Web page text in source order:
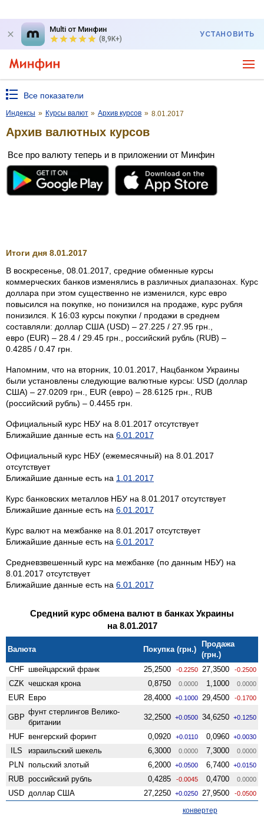
Multi от Минфин
(8,9K+)
УСТАНОВИТЬ
Все показатели
Индексы » Курсы валют » Архив курсов » 8.01.2017
Архив валютных курсов
Все про валюту теперь и в приложении от Минфин
Итоги дня 8.01.2017
В воскресенье, 08.01.2017, средние обменные курсы
коммерческих банков изменялись в различных диапазонах. Курс
доллара при этом существенно не изменился, курс евро
повысился на покупке, но понизился на продаже, курс рубля
понизился. К 16:03 курсы покупки / продажи в среднем
составляли: доллар США (USD) – 27.225 / 27.95 грн.,
евро (EUR) – 28.4 / 29.45 грн., российский рубль (RUB) –
0.4285 / 0.47 грн.
Напомним, что на вторник, 10.01.2017, Нацбанком Украины
были установлены следующие валютные курсы: USD (доллар
США) – 27.0209 грн., EUR (евро) – 28.6125 грн., RUB
(российский рубль) – 0.4455 грн.
Официальный курс НБУ на 8.01.2017 отсутствует
Ближайшие данные есть на 6.01.2017
Официальный курс НБУ (ежемесячный) на 8.01.2017
отсутствует
Ближайшие данные есть на 1.01.2017
Курс банковских металлов НБУ на 8.01.2017 отсутствует
Ближайшие данные есть на 6.01.2017
Курс валют на межбанке на 8.01.2017 отсутствует
Ближайшие данные есть на 6.01.2017
Средневзвешенный курс на межбанке (по данным НБУ) на
8.01.2017 отсутствует
Ближайшие данные есть на 6.01.2017
Средний курс обмена валют в банках Украины
на 8.01.2017
Валюта Покупка (грн.)
Продажа
(грн.)
CHF швейцарский франк 25,2500 -0.2250 27,3500 -0.2500
CZK чешская крона 0,8750 0.0000 1,1000 0.0000
EUR Евро 28,4000 +0.1000 29,4500 -0.1700
GBP
фунт стерлингов Велико­
британии
32,2500 +0.0500 34,6250 +0.1250
HUF венгерский форинт 0,0920 +0.0110 0,0960 +0.0030
ILS израильский шекель 6,3000 0.0000 7,3000 0.0000
PLN польский злотый 6,2000 +0.0500 6,7400 +0.0150
RUB российский рубль 0,4285 -0.0045 0,4700 0.0000
USD доллар США 27,2250 +0.0250 27,9500 -0.0500
конвертер